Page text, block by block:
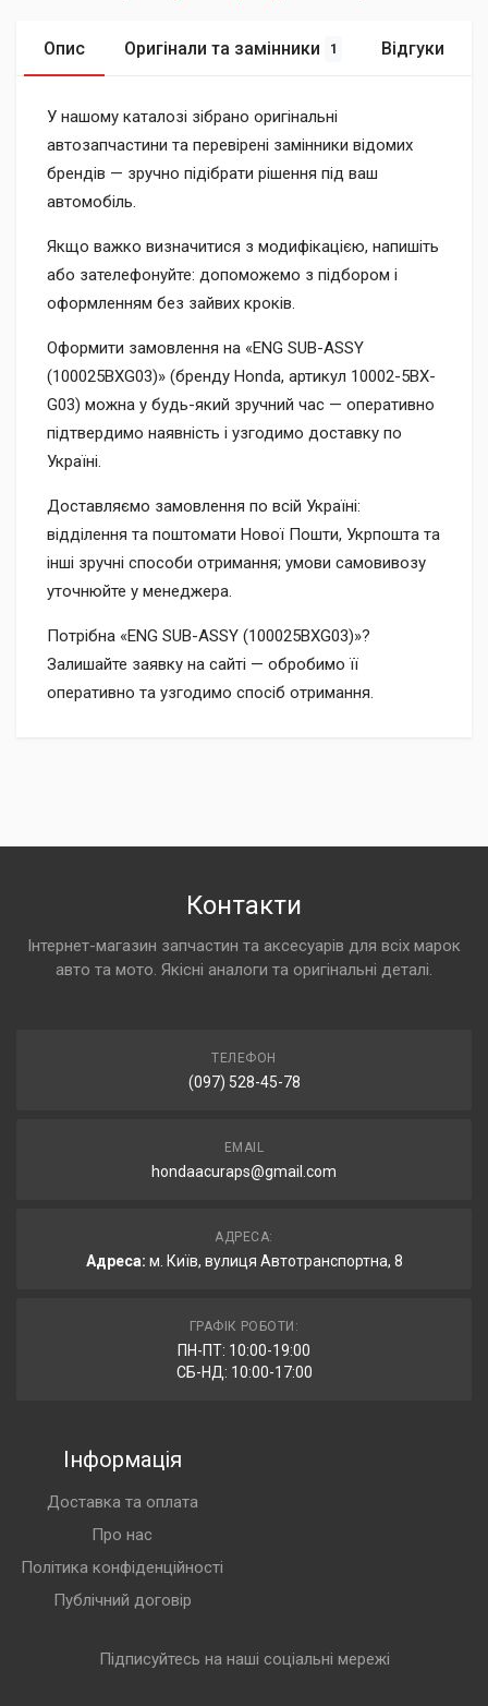
Опис Оригінали та замінники 1 Відгуки
У нашому каталозі зібрано оригінальні
автозапчастини та перевірені замінники відомих
брендів — зручно підібрати рішення під ваш
автомобіль.
Якщо важко визначитися з модифікацією, напишіть
або зателефонуйте: допоможемо з підбором і
оформленням без зайвих кроків.
Оформити замовлення на «ENG SUB-ASSY
(100025BXG03)» (бренду Honda, артикул 10002-5BX-
G03) можна у будь-який зручний час — оперативно
підтвердимо наявність і узгодимо доставку по
Україні.
Доставляємо замовлення по всій Україні:
відділення та поштомати Нової Пошти, Укрпошта та
інші зручні способи отримання; умови самовивозу
уточнюйте у менеджера.
Потрібна «ENG SUB-ASSY (100025BXG03)»?
Залишайте заявку на сайті — обробимо її
оперативно та узгодимо спосіб отримання.
Контакти
Інтернет-магазин запчастин та аксесуарів для всіх марок
авто та мото. Якісні аналоги та оригінальні деталі.
ТЕЛЕФОН
(097) 528-45-78
EMAIL
hondaacuraps@gmail.com
АДРЕСА:
Адреса: м. Київ, вулиця Автотранспортна, 8
ГРАФІК РОБОТИ:
ПН-ПТ: 10:00-19:00
СБ-НД: 10:00-17:00
Інформація
Доставка та оплата
Про нас
Політика конфіденційності
Публічний договір
Підписуйтесь на наші соціальні мережі